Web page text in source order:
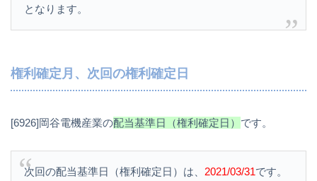
となります。
権利確定月、次回の権利確定日
[6926]岡谷電機産業の配当基準日（権利確定日） です。
次回の配当基準日（権利確定日）は、 2021/03/31です。